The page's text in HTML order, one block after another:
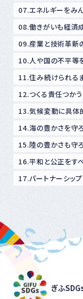
07.エネルギーをみ
08.働きがいも経済
09.産業と技術革新
10.人や国の不平等
11.住み続けられる
12.つくる責任つか
13.気候変動に具体
14.海の豊かさを守
15.陸の豊かさも守
16.平和と公正をす
17.パートナーシッ
ぎふ